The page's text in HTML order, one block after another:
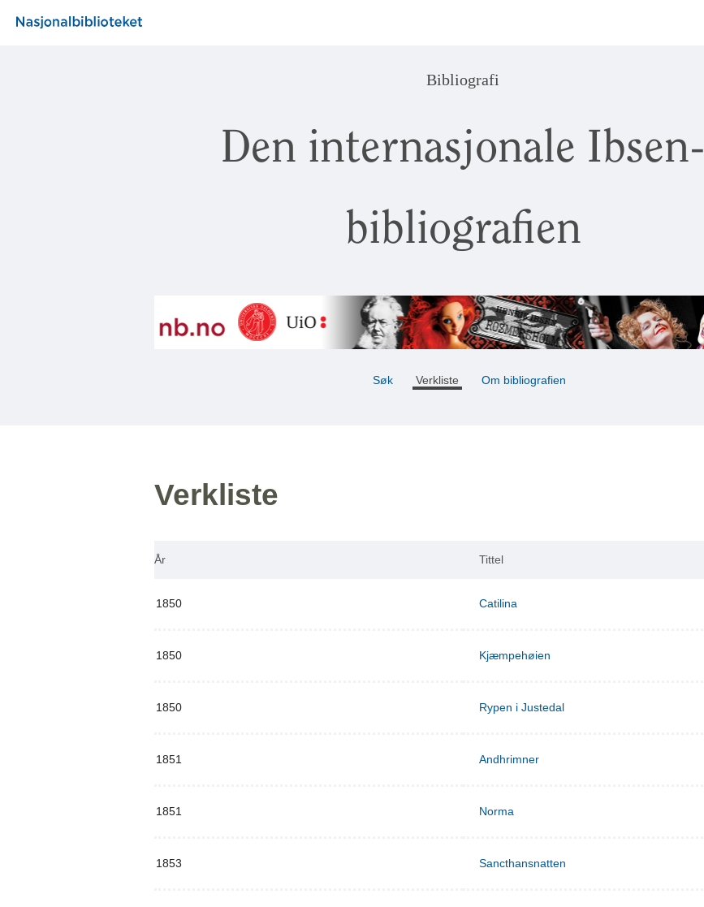
Bibliografi
Den internasjonale Ibsen-
bibliografien
Søk Verkliste Om bibliografien
Verkliste
År Tittel
1850 Catilina
1850 Kjæmpehøien
1850 Rypen i Justedal
1851 Andhrimner
1851 Norma
1853 Sancthansnatten